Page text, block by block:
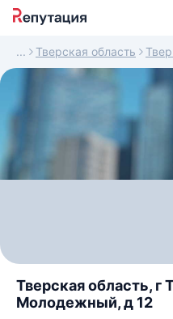
Тверская область
Тверская область, г
Молодежный, д 12